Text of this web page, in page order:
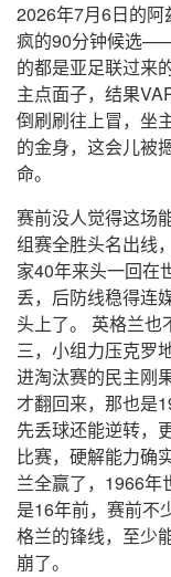
2026年7月6日的
疯的90分钟候选
的都是亚足联过来
主点面子，结果
倒刷刷往上冒，坐
的金身，这会儿被
命。
赛前没人觉得这场
组赛全胜头名出线
家40年来头一回在
丢，后防线稳得连
头上了。 英格兰也
三，小组力压克罗
进淘汰赛的民主刚
才翻回来，那也是
先丢球还能逆转，
比赛，硬解能力确
兰全赢了，1966年
是16年前，赛前不
格兰的锋线，至少
崩了。